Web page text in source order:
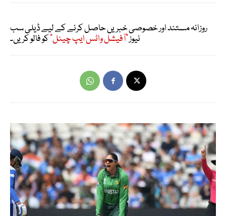
روزانہ مستند اور خصوصی خبریں حاصل کرنے کے لیے ڈیلی سب
نیوز"آفیشل واٹس ایپ چینل"کو فالو کریں۔